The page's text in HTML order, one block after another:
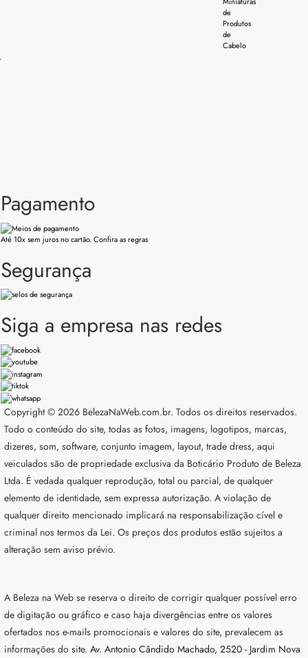
de
Produtos
de
Cabelo
Pagamento
Até 10x sem juros no cartão. Confira as regras
Segurança
Siga a empresa nas redes
Copyright © 2026 BelezaNaWeb.com.br. Todos os direitos reservados.
Todo o conteúdo do site, todas as fotos, imagens, logotipos, marcas,
dizeres, som, software, conjunto imagem, layout, trade dress, aqui
veiculados são de propriedade exclusiva da Boticário Produto de Beleza
Ltda. É vedada qualquer reprodução, total ou parcial, de qualquer
elemento de identidade, sem expressa autorização. A violação de
qualquer direito mencionado implicará na responsabilização cível e
criminal nos termos da Lei. Os preços dos produtos estão sujeitos a
alteração sem aviso prévio.
A Beleza na Web se reserva o direito de corrigir qualquer possível erro
de digitação ou gráfico e caso haja divergências entre os valores
ofertados nos e-mails promocionais e valores do site, prevalecem as
informações do site. Av. Antonio Cândido Machado, 2520 - Jardim Nova